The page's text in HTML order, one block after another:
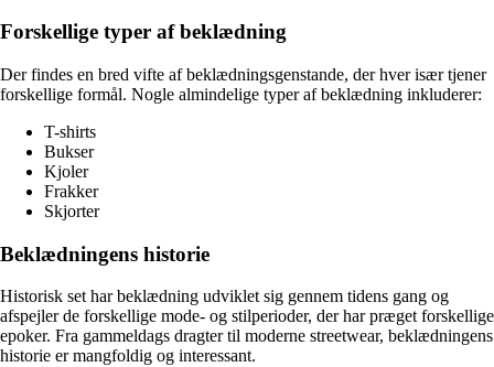
Forskellige typer af beklædning
Der findes en bred vifte af beklædningsgenstande, der hver især tjener
forskellige formål. Nogle almindelige typer af beklædning inkluderer:
T-shirts
Bukser
Kjoler
Frakker
Skjorter
Beklædningens historie
Historisk set har beklædning udviklet sig gennem tidens gang og
afspejler de forskellige mode- og stilperioder, der har præget forskellige
epoker. Fra gammeldags dragter til moderne streetwear, beklædningens
historie er mangfoldig og interessant.